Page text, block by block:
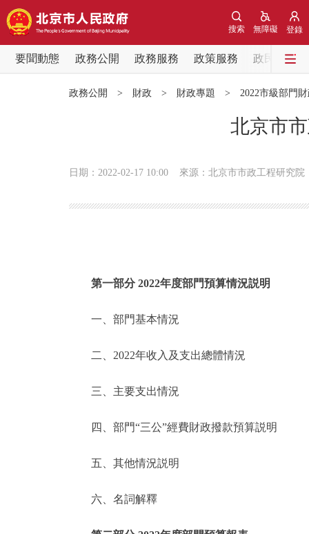
登錄
無障礙
搜索
要聞動態 政務公開 政務服務 政策服務
政民互動
便民服務
仲介服務
政務公開 > 財政 > 財政專題 > 2022市級部門
北京市
日期：2022-02-17 10:00 來源：北京市市政工程研究院
第一部分 2022年度部門預算情況説明
一、部門基本情況
二、2022年收入及支出總體情況
三、主要支出情況
四、部門“三公”經費財政撥款預算説明
五、其他情況説明
六、名詞解釋